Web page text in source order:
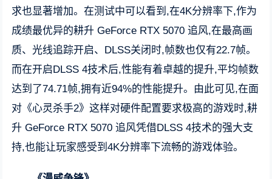
求也显著增加。在测试中可以看到,在4K分辨率下,作为
成绩最优异的耕升 GeForce RTX 5070 追风,在最高画
质、光线追踪开启、DLSS关闭时,帧数也仅有22.7帧。
而在开启DLSS 4技术后,性能有着卓越的提升,平均帧数
达到了74.71帧,拥有近94%的性能提升。由此可见,在面
对《心灵杀手2》这样对硬件配置要求极高的游戏时,耕
升 GeForce RTX 5070 追风凭借DLSS 4技术的强大支
持,也能让玩家感受到4K分辨率下流畅的游戏体验。